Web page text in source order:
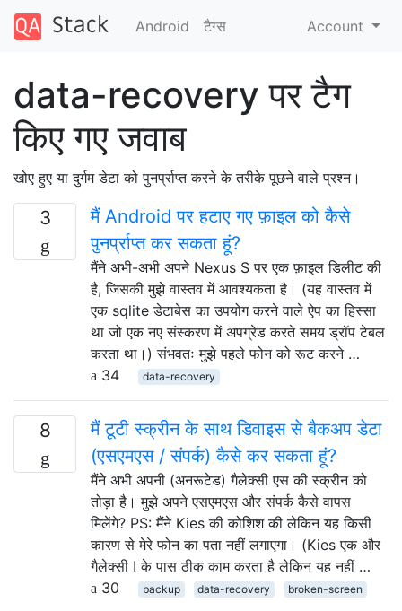
Android टैग्‍स Account
data-recovery पर टैग
किए गए जवाब
खोए हुए या दुर्गम डेटा को पुनर्प्राप्त करने के तरीके पूछने वाले प्रश्न।
3
मैं Android पर हटाए गए फ़ाइल को कैसे
पुनर्प्राप्त कर सकता हूं?
मैंने अभी-अभी अपने Nexus S पर एक फ़ाइल डिलीट की
है, जिसकी मुझे वास्तव में आवश्यकता है। (यह वास्तव में
एक sqlite डेटाबेस का उपयोग करने वाले ऐप का हिस्सा
था जो एक नए संस्करण में अपग्रेड करते समय ड्रॉप टेबल
करता था।) संभवतः मुझे पहले फोन को रूट करने …
34
data-recovery
8
मैं टूटी स्क्रीन के साथ डिवाइस से बैकअप डेटा
(एसएमएस / संपर्क) कैसे कर सकता हूं?
मैंने अभी अपनी (अनरूटेड) गैलेक्सी एस की स्क्रीन को
तोड़ा है। मुझे अपने एसएमएस और संपर्क कैसे वापस
मिलेंगे? PS: मैंने Kies की कोशिश की लेकिन यह किसी
कारण से मेरे फोन का पता नहीं लगाएगा। (Kies एक और
गैलेक्सी I के पास ठीक काम करता है लेकिन यह नहीं …
30
backup data-recovery broken-screen